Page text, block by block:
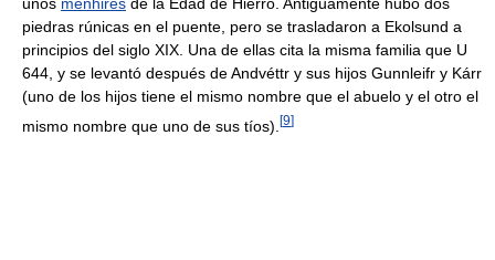
piedras rúnicas en el puente, pero se trasladaron a Ekolsund a
principios del siglo XIX. Una de ellas cita la misma familia que U
644, y se levantó después de Andvéttr y sus hijos Gunnleifr y Kárr
(uno de los hijos tiene el mismo nombre que el abuelo y el otro el
mismo nombre que uno de sus tíos). [9]